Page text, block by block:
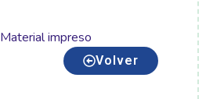
Material impreso
Volver